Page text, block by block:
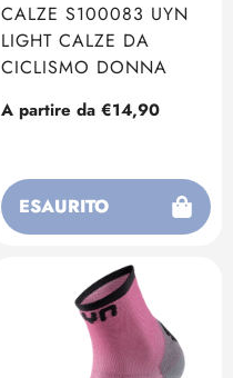
CALZE S100083 UYN
LIGHT CALZE DA
CICLISMO DONNA
Prezzo
A partire da €14,90
ESAURITO